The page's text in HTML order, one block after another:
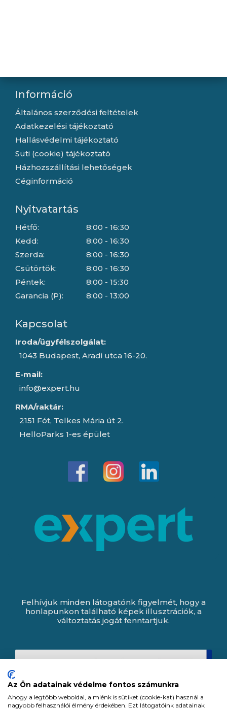
Információ
Általános szerződési feltételek
Adatkezelési tájékoztató
Hallásvédelmi tájékoztató
Süti (cookie) tájékoztató
Házhozszállítási lehetőségek
Céginformáció
Nyitvatartás
Hétfő:
Kedd:
Szerda:
Csütörtök:
Péntek:
Garancia (P):
8:00 - 16:30
8:00 - 16:30
8:00 - 16:30
8:00 - 16:30
8:00 - 15:30
8:00 - 13:00
Kapcsolat
Iroda/ügyfélszolgálat:
1043 Budapest, Aradi utca 16-20.
E-mail:
info@expert.hu
RMA/raktár:
2151 Fót, Telkes Mária út 2.
HelloParks 1-es épület
Felhívjuk minden látogatónk figyelmét, hogy a
honlapunkon található képek illusztrációk, a
változtatás jogát fenntartjuk.
Az Ön adatainak védelme fontos számunkra
Ahogy a legtöbb weboldal, a miénk is sütiket (cookie-kat) használ a
nagyobb felhasználói élmény érdekében. Ezt látogatóink adatainak